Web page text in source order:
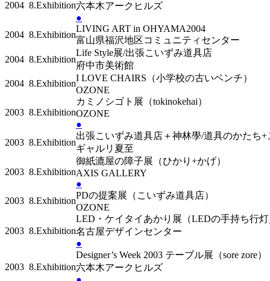
2004 8.Exhibition六本木アークヒルズ
●
2004 8.Exhibition
LIVING ART in OHYAMA2004
富山県福沢地区コミュニティセンター
2004 8.Exhibition
Life Style展/出張こいずみ道具店
府中市美術館
2004 8.Exhibition
I LOVE CHAIRS（小学校の古いベンチ）
OZONE
2003 8.Exhibition
カミノシゴト展（tokinokehai）
OZONE
●
2003 8.Exhibition
出張こいずみ道具店＋神林學/道具のかた
ギャルリ夏至
2003 8.Exhibition
御紙漉屋の障子展（ひかり+かげ）
AXIS GALLERY
●
2003 8.Exhibition
PDの提案展（こいずみ道具店）
OZONE
2003 8.Exhibition
LED・ケイタイあかり展（LEDの手持ち行
名古屋デザインセンター
●
2003 8.Exhibition
Designer’s Week 2003 テーブル展（sore zore
六本木アークヒルズ